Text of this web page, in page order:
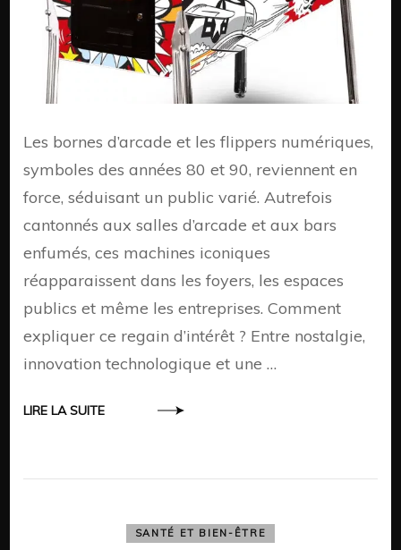
Les bornes d’arcade et les flippers numériques,
symboles des années 80 et 90, reviennent en
force, séduisant un public varié. Autrefois
cantonnés aux salles d’arcade et aux bars
enfumés, ces machines iconiques
réapparaissent dans les foyers, les espaces
publics et même les entreprises. Comment
expliquer ce regain d’intérêt ? Entre nostalgie,
innovation technologique et une …
LIRE LA SUITE
SANTÉ ET BIEN-ÊTRE